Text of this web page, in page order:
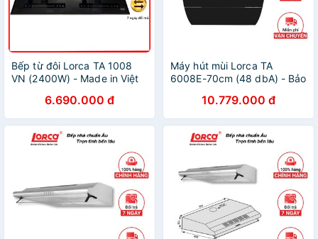
Bếp từ đôi Lorca TA 1008
VN (2400W) - Made in Việt
6.690.000 đ
Máy hút mùi Lorca TA
6008E-70cm (48 dbA) - Bảo
10.779.000 đ